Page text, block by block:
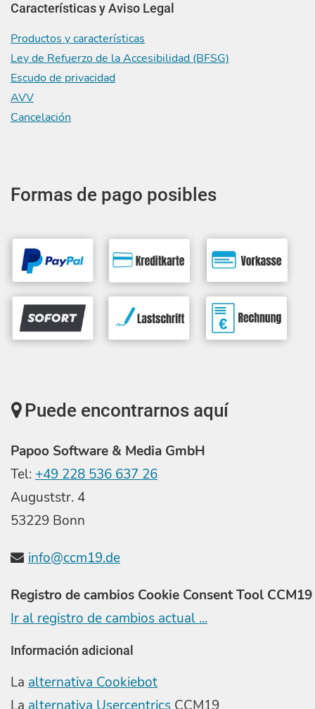
Características y Aviso Legal
Productos y características
Ley de Refuerzo de la Accesibilidad (BFSG)
Escudo de privacidad
AVV
Cancelación
Formas de pago posibles
Puede encontrarnos aquí
Papoo Software & Media GmbH
Tel: +49 228 536 637 26
Auguststr. 4
53229 Bonn
info@ccm19.de
Registro de cambios Cookie Consent Tool CCM19
Ir al registro de cambios actual ...
Información adicional
La alternativa Cookiebot